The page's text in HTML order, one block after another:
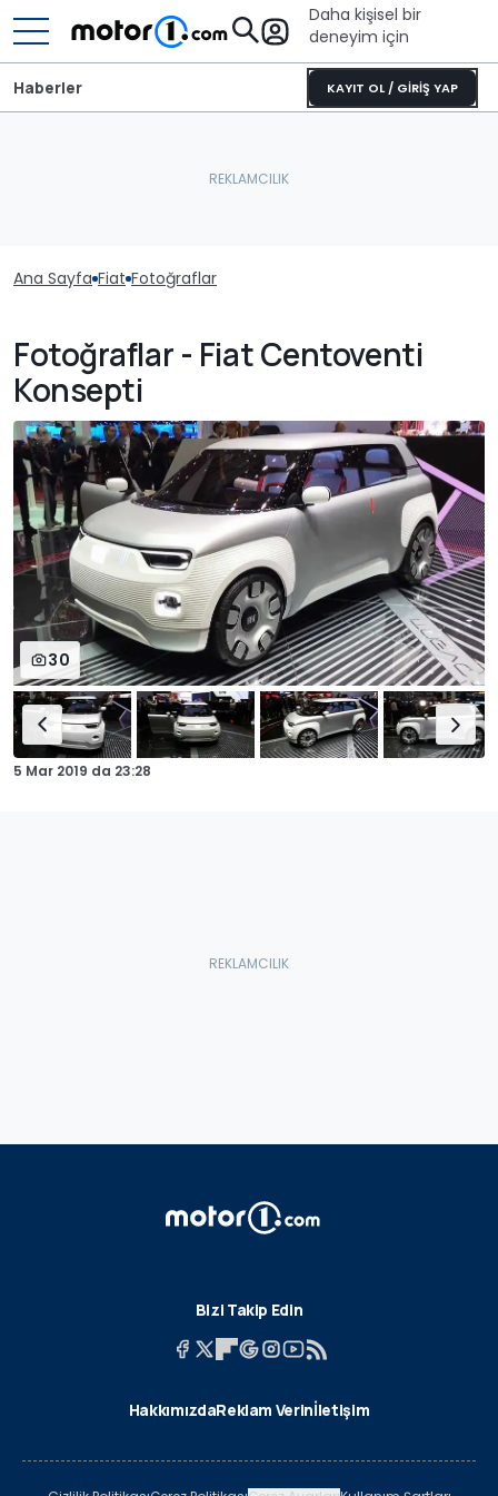
Daha kişisel bir
deneyim için
KAYIT OL / GİRİŞ YAP
Haberler
Ana Sayfa Fiat Fotoğraflar
Fotoğraflar - Fiat Centoventi
Konsepti
30
5 Mar 2019 da 23:28
Bizi Takip Edin
HakkımızdaReklam Verinİletişim